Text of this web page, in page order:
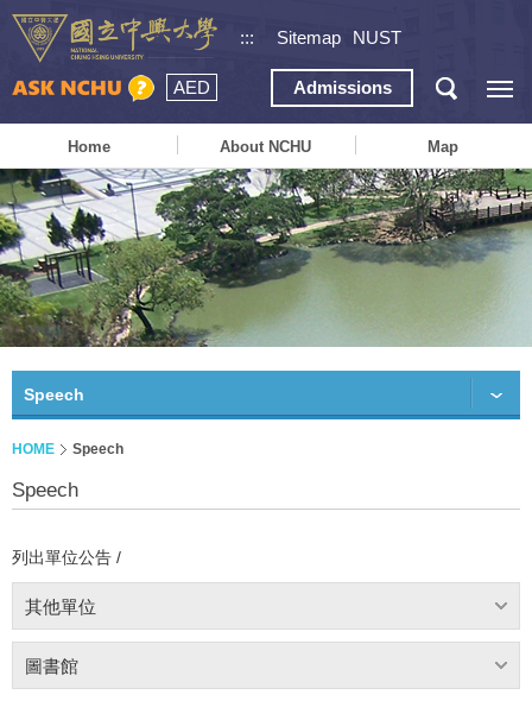
::: Sitemap NUST
AED Admissions
Home About NCHU Map
Speech
HOME Speech
Speech
列出單位公告 /
其他單位
圖書館